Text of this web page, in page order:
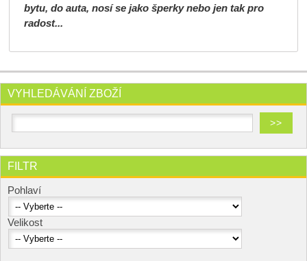
bytu, do auta, nosí se jako šperky nebo jen tak pro
radost...
VYHLEDÁVÁNÍ ZBOŽÍ
FILTR
Pohlaví
Velikost